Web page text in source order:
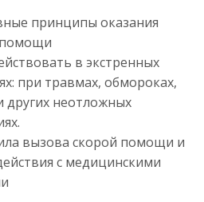
принципы оказания
в экстренных
при травмах, обмороках,
других неотложных
вызова скорой помощи и
с медицинскими